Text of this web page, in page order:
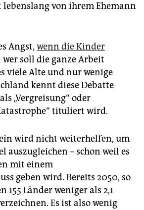
von ihrem Ehemann
Angst, wenn die Kinder
wer soll die ganze Arbeit
viele Alte und nur wenige
kennt diese Debatte
„Vergreisung“ oder
tituliert wird.
wird nicht weiterhelfen, um
auszugleichen – schon weil es
mit einem
geben wird. Bereits 2050, so
155 Länder weniger als 2,1
Es ist also wenig